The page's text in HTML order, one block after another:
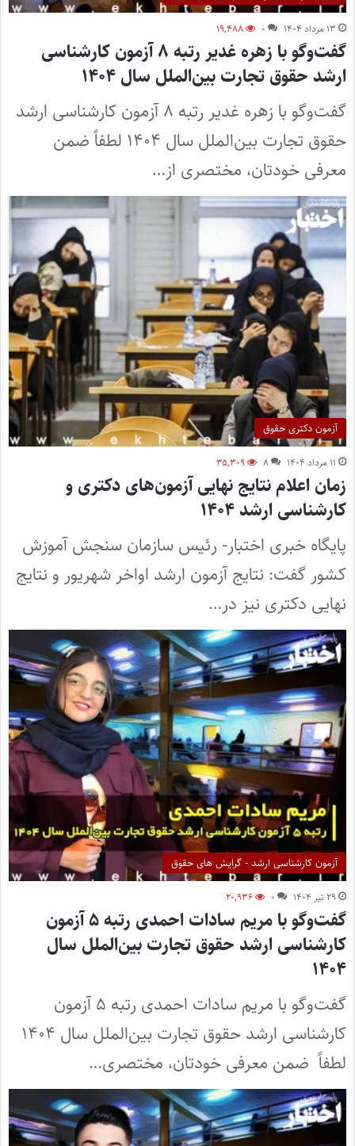
۱۳ مرداد ۱۴۰۴ ۰ ۱۹,۴۸۸
گفت‌وگو با زهره غدیر رتبه ۸ آزمون کارشناسی
ارشد حقوق تجارت بین‌الملل سال ۱۴۰۴
گفت‌وگو با زهره غدیر رتبه ۸ آزمون کارشناسی ارشد
حقوق تجارت بین‌الملل سال ۱۴۰۴ لطفاً ضمن
معرفی خودتان، مختصری از…
آزمون دکتری حقوق
۱۱ مرداد ۱۴۰۴ ۸ ۳۵,۳۰۹
زمان اعلام نتایج نهایی آزمون‌های دکتری و
کارشناسی ارشد ۱۴۰۴
پایگاه خبری اختبار- رئیس سازمان سنجش آموزش
کشور گفت: نتایج آزمون ارشد اواخر شهریور و نتایج
نهایی دکتری نیز در…
آزمون کارشناسی ارشد - گرایش های حقوق
۲۹ تیر ۱۴۰۴ ۰ ۲۰,۹۳۶
گفت‌وگو با مریم‌ سادات احمدی رتبه ۵ آزمون
کارشناسی ارشد حقوق تجارت بین‌الملل سال
۱۴۰۴
گفت‌وگو با مریم‌ سادات احمدی رتبه ۵ آزمون
کارشناسی ارشد حقوق تجارت بین‌الملل سال ۱۴۰۴
لطفاً ضمن معرفی خودتان، مختصری…